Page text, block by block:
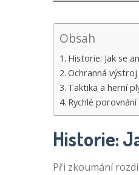
Obsah
Historie: Jak se
Ochranná
Taktika a herní
Rychlé porovnání
Historie:
Při zkoumání